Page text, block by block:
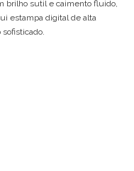
brilho sutil e caimento fluido,
estampa digital de alta